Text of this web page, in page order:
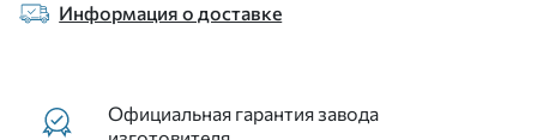
Информация о доставке
Официальная гарантия завода